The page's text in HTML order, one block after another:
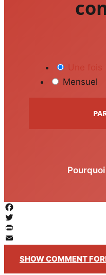
Mensuel
Facebook
Twitter
PrintFriendly
Email
SHOW COMMENT